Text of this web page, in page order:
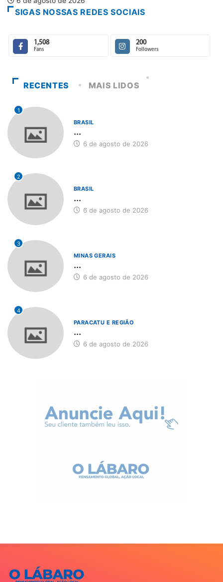
SIGAS NOSSAS REDES SOCIAIS
1,508
Fans
200
Followers
RECENTES MAIS LIDOS
1
BRASIL
...
6 de agosto de 2026
2
BRASIL
...
6 de agosto de 2026
3
MINAS GERAIS
...
6 de agosto de 2026
4
PARACATU E REGIÃO
...
6 de agosto de 2026